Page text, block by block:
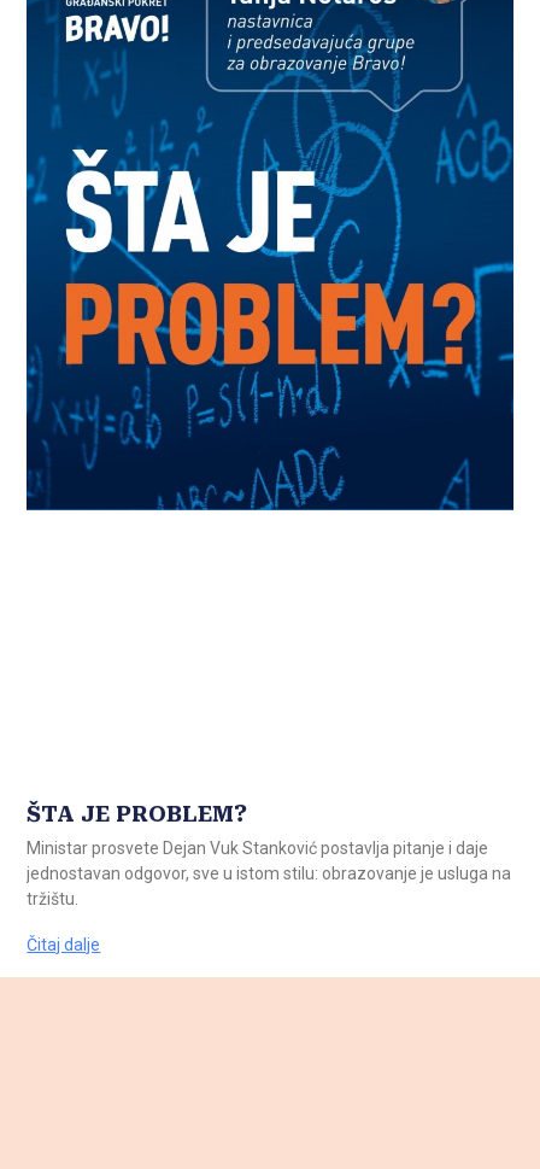
ŠTA JE PROBLEM?
Ministar prosvete Dejan Vuk Stanković postavlja pitanje i daje
jednostavan odgovor, sve u istom stilu: obrazovanje je usluga na
tržištu.
Čitaj dalje